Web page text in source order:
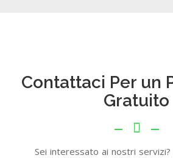
Contattaci Per un
Gratuito
Sei interessato ai nostri